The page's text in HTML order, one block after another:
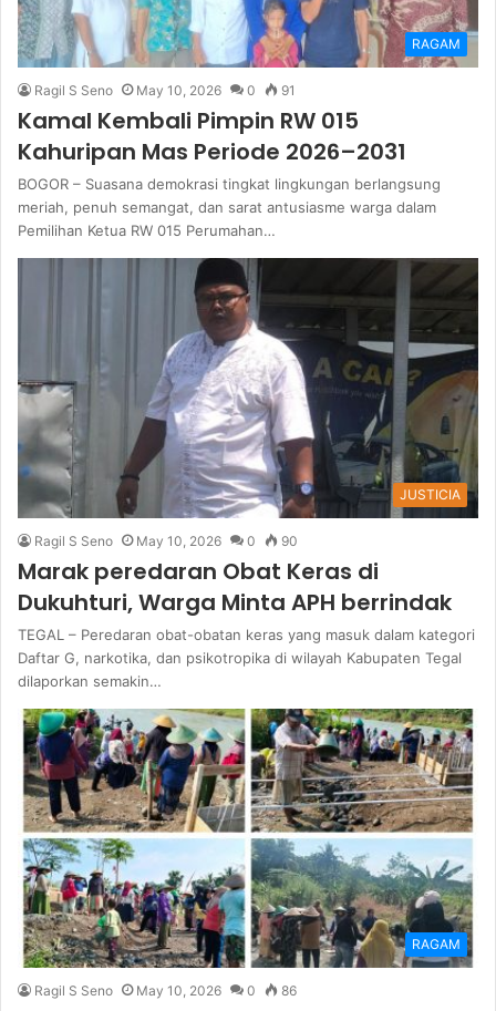
RAGAM
Ragil S Seno May 10, 2026 0 91
Kamal Kembali Pimpin RW 015
Kahuripan Mas Periode 2026–2031
BOGOR – Suasana demokrasi tingkat lingkungan berlangsung
meriah, penuh semangat, dan sarat antusiasme warga dalam
Pemilihan Ketua RW 015 Perumahan…
JUSTICIA
Ragil S Seno May 10, 2026 0 90
Marak peredaran Obat Keras di
Dukuhturi, Warga Minta APH berrindak
TEGAL – Peredaran obat-obatan keras yang masuk dalam kategori
Daftar G, narkotika, dan psikotropika di wilayah Kabupaten Tegal
dilaporkan semakin…
RAGAM
Ragil S Seno May 10, 2026 0 86